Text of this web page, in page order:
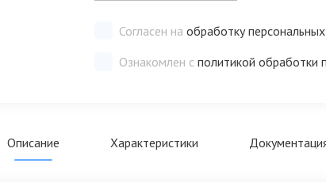
Согласен наобработку
Ознакомлен сполитикой обработки
Описание Характеристики